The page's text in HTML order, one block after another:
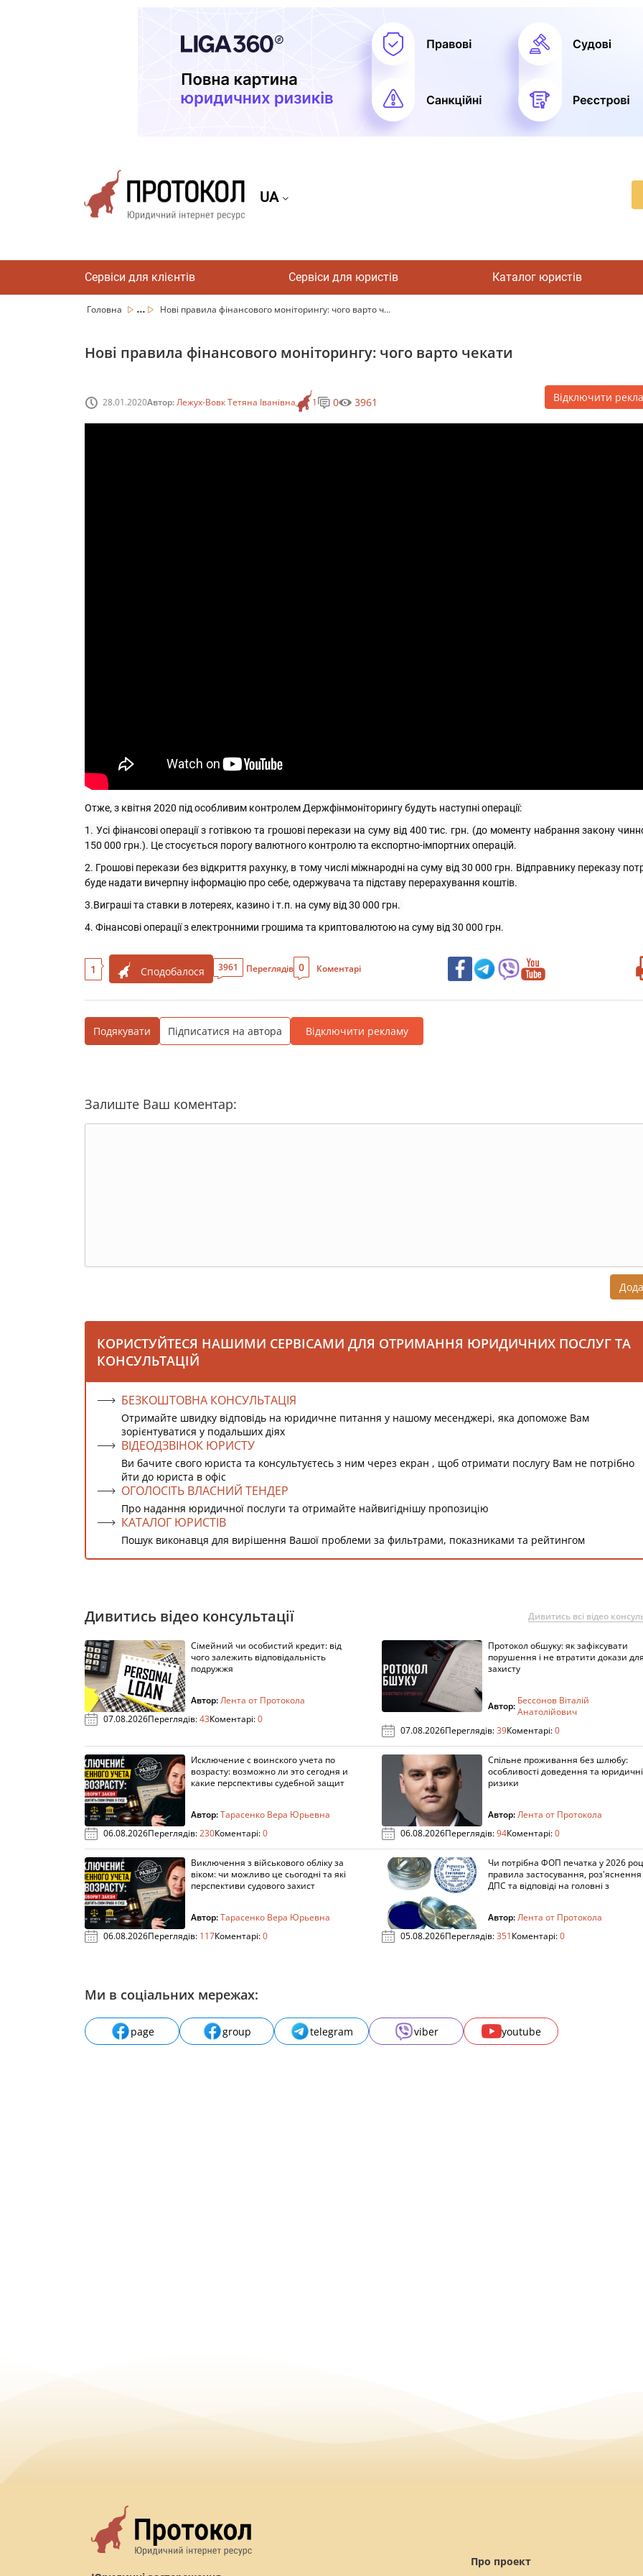
UA
Сервіси для клієнтів Сервіси для юристів Каталог юристів
Головна ... Нові правила фінансового моніторингу: чого варто ч...
Нові правила фінансового моніторингу: чого варто чекати
28.01.2020Автор:Лежух-Вовк Тетяна Іванівна 1 0 3961 Відключити
Отже, з квітня 2020 під особливим контролем Держфінмоніторингу будуть наступні операції:
1. Усі фінансові операції з готівкою та грошові перекази на суму від 400 тис. грн. (до моменту набрання закону
150 000 грн.). Це стосується порогу валютного контролю та експортно-імпортних операцій.
2. Грошові перекази без відкриття рахунку, в тому числі міжнародні на суму від 30 000 грн. Відправнику переказу
буде надати вичерпну інформацію про себе, одержувача та підставу перерахування коштів.
3.Виграші та ставки в лотереях, казино і т.п. на суму від 30 000 грн.
4. Фінансові операції з електронними грошима та криптовалютою на суму від 30 000 грн.
1 Сподобалося 3961 Переглядів 0 Коментарі
Подякувати Підписатися на автора Відключити рекламу
Залиште Ваш коментар:
КОРИСТУЙТЕСЯ НАШИМИ СЕРВІСАМИ ДЛЯ ОТРИМАННЯ ЮРИДИЧНИХ ПОСЛУГ ТА
КОНСУЛЬТАЦІЙ
БЕЗКОШТОВНА КОНСУЛЬТАЦІЯ
Отримайте швидку відповідь на юридичне питання у нашому месенджері, яка допоможе Вам
зорієнтуватися у подальших діях
ВІДЕОДЗВІНОК ЮРИСТУ
Ви бачите свого юриста та консультуєтесь з ним через екран , щоб отримати послугу Вам не потрібно
йти до юриста в офіс
ОГОЛОСІТЬ ВЛАСНИЙ ТЕНДЕР
Про надання юридичної послуги та отримайте найвигіднішу пропозицію
КАТАЛОГ ЮРИСТІВ
Пошук виконавця для вирішення Вашої проблеми за фильтрами, показниками та рейтингом
Дивитись відео консультації Дивитись всі відео
Сімейний чи особистий кредит: від
чого залежить відповідальність
подружжя
Автор:Лента от Протокола
07.08.2026Переглядів:43Коментарі:0
Протокол обшуку: як зафіксувати
порушення і не втратити докази для
захисту
Автор: Бессонов Віталій
Анатолійович
07.08.2026Переглядів:39Коментарі:0
Исключение с воинского учета по
возрасту: возможно ли это сегодня и
какие перспективы судебной защит
Автор:Тарасенко Вера Юрьевна
06.08.2026Переглядів:230Коментарі:0
Спільне проживання без шлюбу:
особливості доведення та юридичні
ризики
Автор:Лента от Протокола
06.08.2026Переглядів:94Коментарі:0
Виключення з військового обліку за
віком: чи можливо це сьогодні та які
перспективи судового захист
Автор:Тарасенко Вера Юрьевна
06.08.2026Переглядів: 117Коментарі:0
Чи потрібна ФОП печатка у 2026
правила застосування, роз'яснення
ДПС та відповіді на головні з
Автор:Лента от Протокола
05.08.2026Переглядів:351Коментарі:0
Ми в соціальних мережах:
page group telegram viber youtube
Про проект